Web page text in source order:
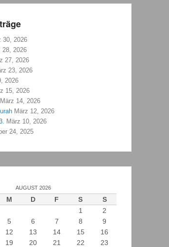
30, 2026
28, 2026
27, 2026
23, 2026
2026
15, 2026
März 14, 2026
März 12, 2026
März 10, 2026
24, 2025
AUGUST 2026
M D F S
S
1
2
5 6 7 8
9
12 13 14 15
16
19 20 21 22
23